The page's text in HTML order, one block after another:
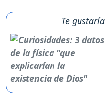
Te